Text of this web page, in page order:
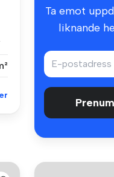
Ta emot
liknande